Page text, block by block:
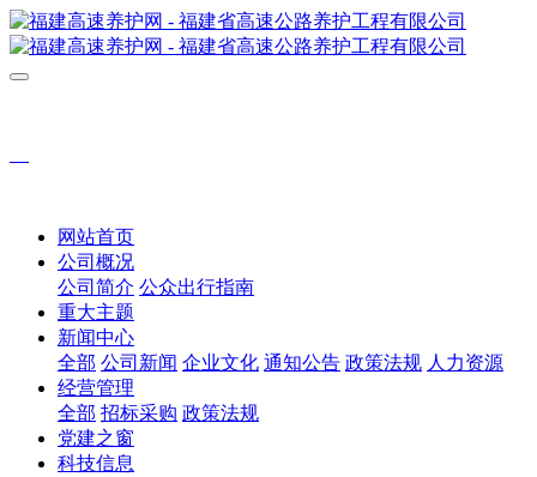
网站首页
公司概况
公司简介 公众出行指南
重大主题
新闻中心
全部 公司新闻 企业文化 通知公告 政策法规 人力资源
经营管理
全部 招标采购 政策法规
党建之窗
科技信息